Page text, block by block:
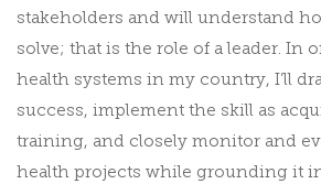
stakeholders and will understand
solve; that is the role of a leader. In
health systems in my country, I’ll
success, implement the skill as
training, and closely monitor and
health projects while grounding it